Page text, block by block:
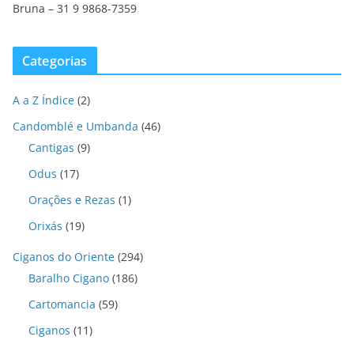
Bruna – 31 9 9868-7359
Categorias
A a Z Índice (2)
Candomblé e Umbanda (46)
Cantigas (9)
Odus (17)
Orações e Rezas (1)
Orixás (19)
Ciganos do Oriente (294)
Baralho Cigano (186)
Cartomancia (59)
Ciganos (11)